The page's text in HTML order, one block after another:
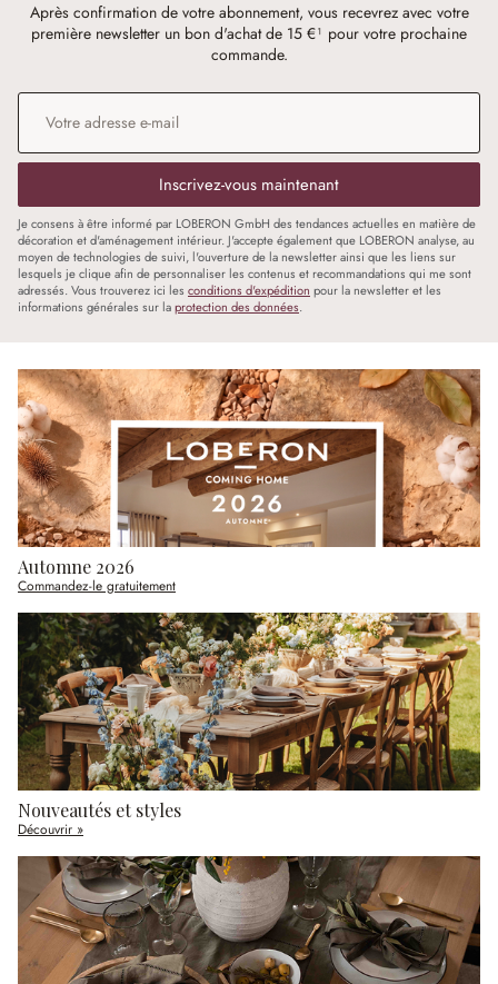
Après confirmation de votre abonnement, vous recevrez avec votre
première newsletter un bon d'achat de 15 €¹ pour votre prochaine
commande.
Adresse e-mail
Inscrivez-vous maintenant
Je consens à être informé par LOBERON GmbH des tendances actuelles en matière de
décoration et d'aménagement intérieur. J'accepte également que LOBERON analyse, au
moyen de technologies de suivi, l'ouverture de la newsletter ainsi que les liens sur
lesquels je clique afin de personnaliser les contenus et recommandations qui me sont
adressés. Vous trouverez ici les conditions d'expédition pour la newsletter et les
informations générales sur laprotection des données.
Automne 2026
Commandez-le gratuitement
Nouveautés et styles
Découvrir »